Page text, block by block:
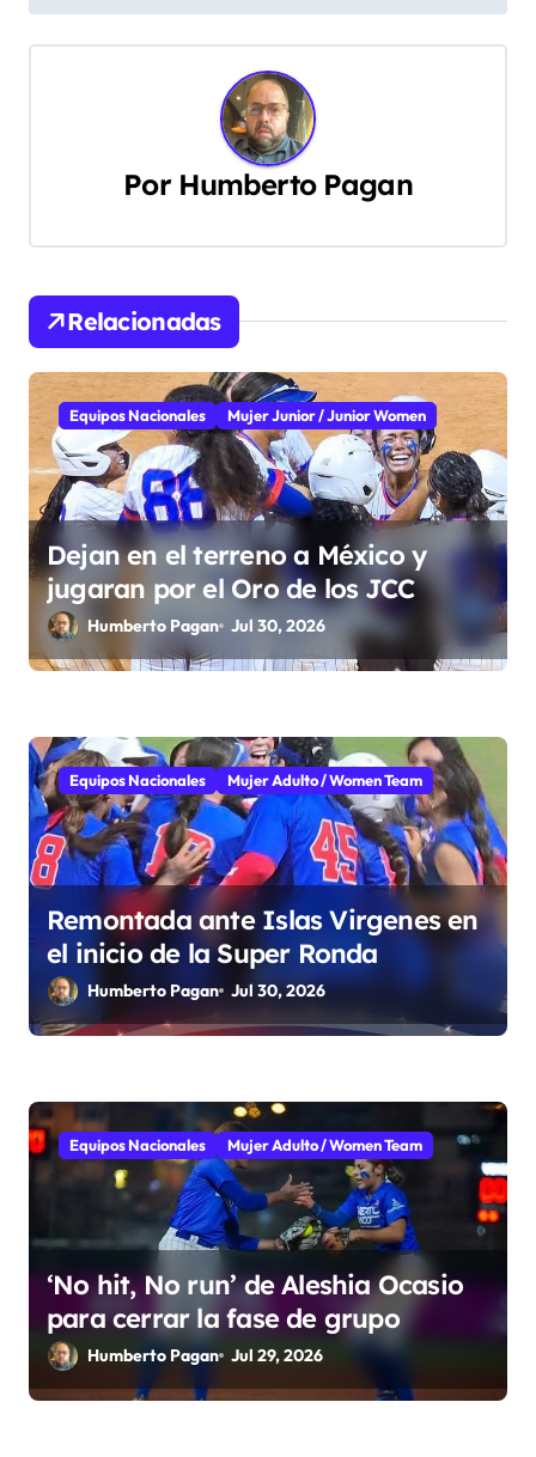
e
i
ó
n
d
e
e
n
t
a
d
a
s
Por Humberto Pagan
Relacionadas
Equipos Nacionales Mujer Junior / Junior Women
Dejan en el terreno a México y
jugaran por el Oro de los JCC
Humberto Pagan Jul 30, 2026
Equipos Nacionales Mujer Adulto / Women Team
Remontada ante Islas Virgenes en
el inicio de la Super Ronda
Humberto Pagan Jul 30, 2026
Equipos Nacionales Mujer Adulto / Women Team
‘No hit, No run’ de Aleshia Ocasio
para cerrar la fase de grupo
Humberto Pagan Jul 29, 2026